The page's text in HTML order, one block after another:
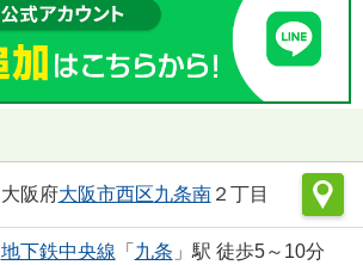
大阪府大阪市西区九条南２丁目
地下鉄中央線 「 九条 」駅 徒歩5～10分